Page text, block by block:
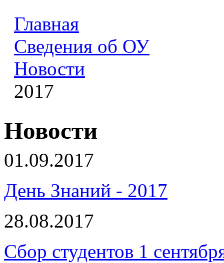
Главная
Сведения об ОУ
Новости
2017
Новости
01.09.2017
День Знаний - 2017
28.08.2017
Сбор студентов 1